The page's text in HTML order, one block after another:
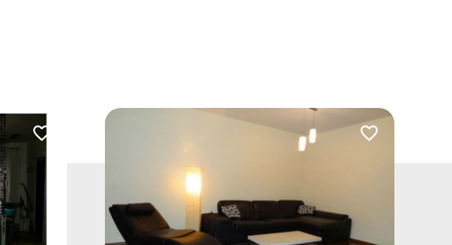
Dodaj do ulubionych Dodaj do